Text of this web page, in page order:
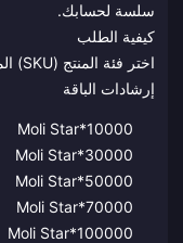
سلسة لحسابك.
كيفية الطلب
اختر فئة المنتج (SKU) المفضلة لديك وأكمل عملية الشراء.
إرشادات الباقة
Moli Star*10000
Moli Star*30000
Moli Star*50000
Moli Star*70000
Moli Star*100000